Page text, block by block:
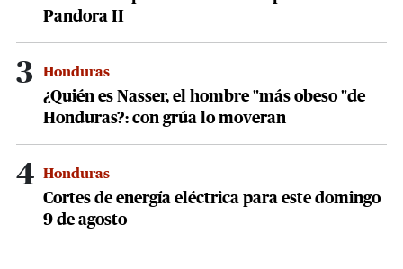
Pandora II
3 Honduras
¿Quién es Nasser, el hombre "más obeso "de
Honduras?: con grúa lo moveran
4 Honduras
Cortes de energía eléctrica para este domingo
9 de agosto